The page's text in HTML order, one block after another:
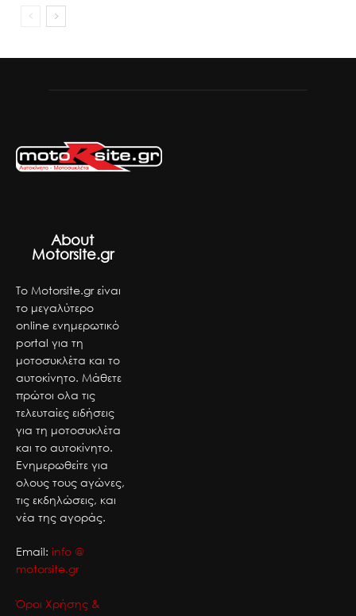
About
Motorsite.gr
Το Motorsite.gr είναι
το μεγαλύτερο
online ενημερωτικό
portal για τη
μοτοσυκλέτα και το
αυτοκίνητο. Μάθετε
πρώτοι ολα τις
τελευταίες ειδήσεις
για τη μοτοσυκλέτα
και το αυτοκίνητο.
Ενημερωθείτε για
ολους τους αγώνες,
τις εκδηλώσεις, και
νέα της αγοράς.
Email: info @
motorsite.gr
Όροι Χρήσης &